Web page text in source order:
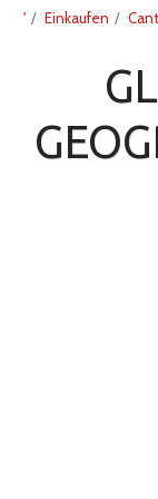
' Einkaufen